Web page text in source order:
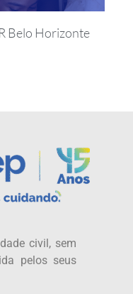
Belo Horizonte
civil, sem
pelos seus